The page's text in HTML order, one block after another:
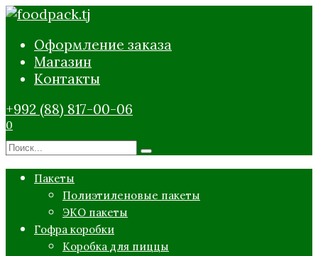
Перейти
содержанию
Оформление заказа
Магазин
Контакты
+992 (88) 817-00-06
0
Search
Пакеты
Полиэтиленовые пакеты
ЭКО пакеты
Гофра коробки
Коробка для пиццы